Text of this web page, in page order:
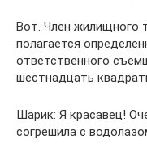
Вот. Член жилищного
полагается
ответственного
шестнадцать
Шарик: Я красавец!
согрешила с